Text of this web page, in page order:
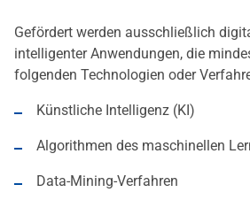
Gefördert werden ausschließlich
intelligenter Anwendungen, die
folgenden Technologien oder
Künstliche Intelligenz (KI)
Algorithmen des maschinellen
Data-Mining-Verfahren